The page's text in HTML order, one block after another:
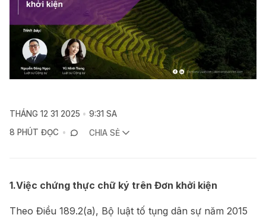
THÁNG 12 31 2025
9:31 SA
8 PHÚT ĐỌC
CHIA SẺ
1.Việc chứng thực chữ ký trên Đơn khởi kiện
Theo Điều 189.2(a), Bộ luật tố tụng dân sự năm 2015